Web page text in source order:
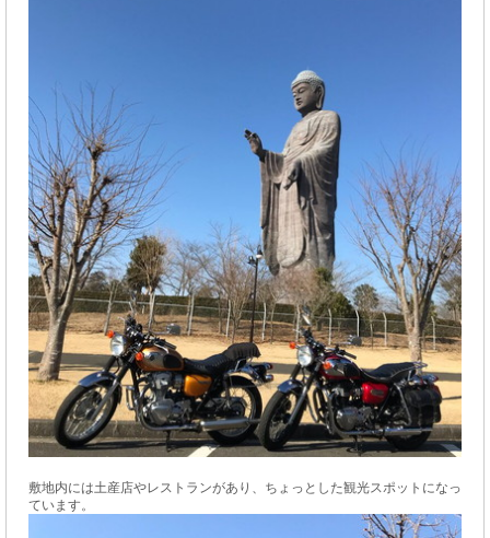
敷地内には土産店やレストランがあり、ちょっとした観光スポットになっ
ています。